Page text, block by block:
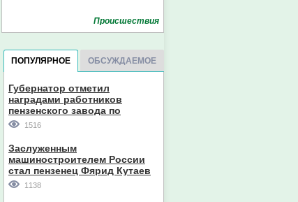
Проиcшествия
ПОПУЛЯРНОЕ ОБСУЖДАЕМОЕ
Губернатор отметил
наградами работников
пензенского завода по
производству станков
1516
Заслуженным
машиностроителем России
стал пензенец Фярид Кутаев
1138